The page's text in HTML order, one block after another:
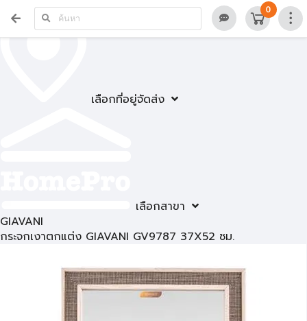
เลือกที่อยู่จัดส่ง
เลือกสาขา
0
GIAVANI
กระจกเงาตกแต่ง GIAVANI GV9787 37X52 ซม.